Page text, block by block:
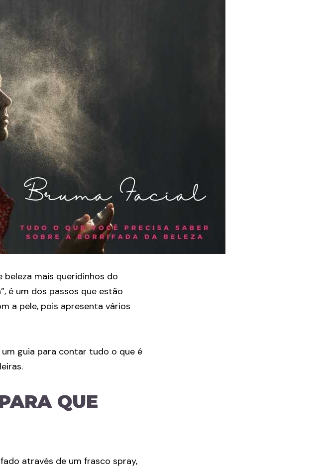
mais queridinhos do
é um dos passos que estão
a pele, pois apresenta vários
guia para contar tudo o que é
QUE
através de um frasco spray,